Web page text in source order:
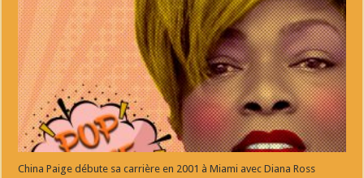
China Paige débute sa carrière en 2001 à Miami avec Diana Ross